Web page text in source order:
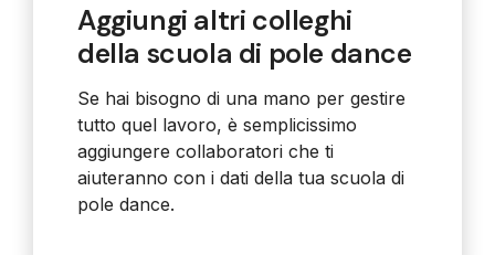
Aggiungi altri colleghi
della scuola di pole dance
Se hai bisogno di una mano per gestire
tutto quel lavoro, è semplicissimo
aggiungere collaboratori che ti
aiuteranno con i dati della tua scuola di
pole dance.